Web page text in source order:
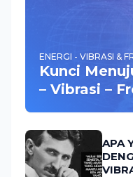
ENERGI - VIBRASI &
Kunci
– Vibrasi –
APA